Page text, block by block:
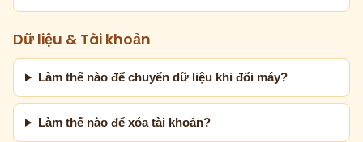
Dữ liệu & Tài khoản
Làm thế nào để chuyển dữ liệu khi đổi máy?
Làm thế nào để xóa tài khoản?